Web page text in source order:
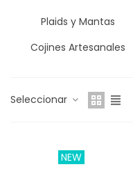
Plaids y Mantas
Cojines Artesanales
Seleccionar
NEW